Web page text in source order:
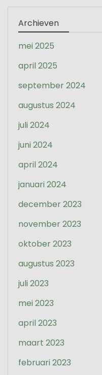
Archieven
mei 2025
april 2025
september 2024
augustus 2024
juli 2024
juni 2024
april 2024
januari 2024
december 2023
november 2023
oktober 2023
augustus 2023
juli 2023
mei 2023
april 2023
maart 2023
februari 2023